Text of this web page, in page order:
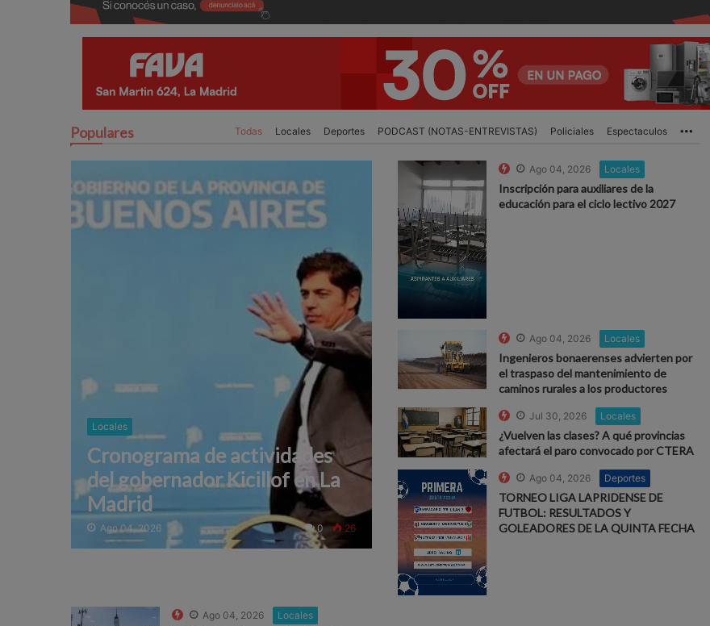
Populares Todas Locales Deportes PODCAST (NOTAS-ENTREVISTAS) Policiales Espectaculos
Locales
Cronograma de actividades
del gobernador Kicillof en La
Madrid
Ago 04, 2026 0 26
Ago 04, 2026 Locales
Inscripción para auxiliares de la
educación para el ciclo lectivo 2027
Ago 04, 2026 Locales
Ingenieros bonaerenses advierten por
el traspaso del mantenimiento de
caminos rurales a los productores
Jul 30, 2026 Locales
¿Vuelven las clases? A qué provincias
afectará el paro convocado por CTERA
Ago 04, 2026 Deportes
TORNEO LIGA LAPRIDENSE DE
FUTBOL: RESULTADOS Y
GOLEADORES DE LA QUINTA FECHA
Ago 04, 2026 Locales